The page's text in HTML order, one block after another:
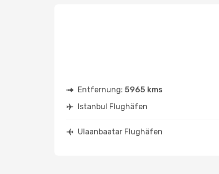
Entfernung: 5965 kms
Istanbul Flughäfen
Ulaanbaatar Flughäfen